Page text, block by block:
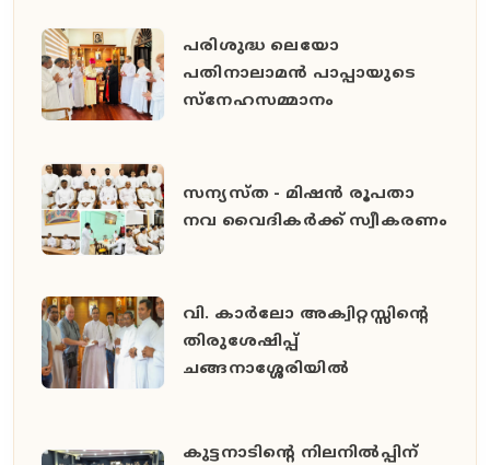
പരിശുദ്ധ ലെയോ
പതിനാലാമൻ പാപ്പായുടെ
സ്നേഹസമ്മാനം
സന്യസ്ത - മിഷൻ രൂപതാ
നവ വൈദികർക്ക് സ്വീകരണം
വി. കാർലോ അക്വിറ്റസ്സിന്റെ
തിരുശേഷിപ്പ്
ചങ്ങനാശ്ശേരിയിൽ
കുട്ടനാടിന്റെ നിലനിൽപ്പിന്